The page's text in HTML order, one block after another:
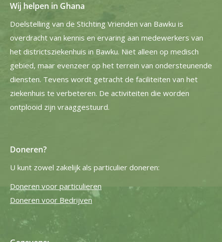
Wij helpen in Ghana
Doelstelling van de Stichting Vrienden van Bawku is
overdracht van kennis en ervaring aan medewerkers van
het districtsziekenhuis in Bawku. Niet alleen op medisch
gebied, maar evenzeer op het terrein van ondersteunende
diensten. Tevens wordt getracht de faciliteiten van het
ziekenhuis te verbeteren. De activiteiten die worden
ontplooid zijn vraaggestuurd.
Doneren?
U kunt zowel zakelijk als particulier doneren:
Doneren voor particulieren
Doneren voor Bedrijven